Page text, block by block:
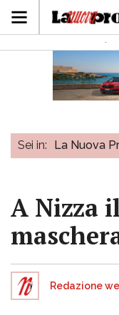
Sei in: La Nuova
A Nizza
Redazione